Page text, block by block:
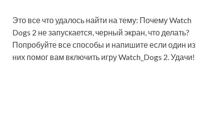
Это все что удалось найти на тему: Почему Watch
Dogs 2 не запускается, черный экран, что делать?
Попробуйте все способы и напишите если один из
них помог вам включить игру Watch_Dogs 2. Удачи!